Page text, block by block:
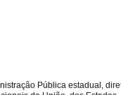
Pública estadual,